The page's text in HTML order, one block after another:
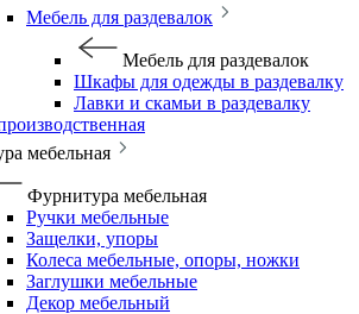
Мебель для раздевалок
Мебель для раздевалок
Шкафы для одежды в раздевалку
Лавки и скамьи в раздевалку
мебельная
Фурнитура мебельная
Ручки мебельные
Защелки, упоры
Колеса мебельные, опоры, ножки
Заглушки мебельные
Декор мебельный